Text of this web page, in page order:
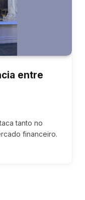
entre
tanto no
financeiro.